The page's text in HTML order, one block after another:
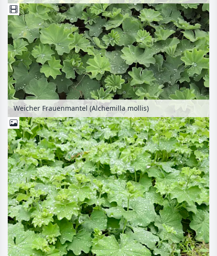
Weicher Frauenmantel (Alchemilla mollis)